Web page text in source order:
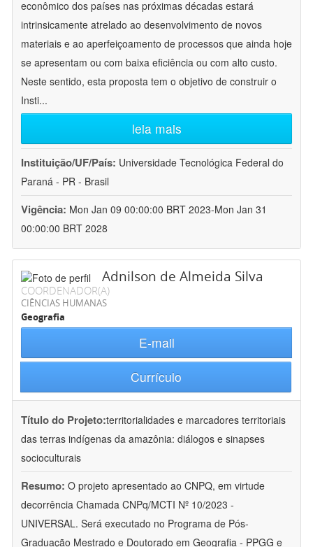
econômico dos países nas próximas décadas estará
intrinsicamente atrelado ao desenvolvimento de novos
materiais e ao aperfeiçoamento de processos que ainda hoje
se apresentam ou com baixa eficiência ou com alto custo.
Neste sentido, esta proposta tem o objetivo de construir o
Insti...
leia mais
Instituição/UF/País: Universidade Tecnológica Federal do
Paraná - PR - Brasil
Vigência: Mon Jan 09 00:00:00 BRT 2023-Mon Jan 31
00:00:00 BRT 2028
Adnilson de Almeida Silva
COORDENADOR(A)
CIÊNCIAS HUMANAS
Geografia
E-mail
Currículo
Título do Projeto:territorialidades e marcadores territoriais
das terras indígenas da amazônia: diálogos e sinapses
socioculturais
Resumo: O projeto apresentado ao CNPQ, em virtude
decorrência Chamada CNPq/MCTI Nº 10/2023 -
UNIVERSAL. Será executado no Programa de Pós-
Graduação Mestrado e Doutorado em Geografia - PPGG e